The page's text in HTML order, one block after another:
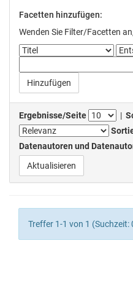
Facetten hinzufügen:
Wenden Sie Filter/Facetten
Ergebnisse/Seite |
Datenautoren und
Treffer 1-1 von 1 (Suchzeit: